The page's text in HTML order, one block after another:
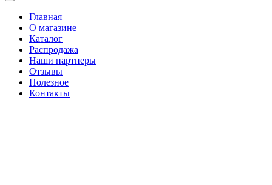
Главная
О магазине
Каталог
Распродажа
Наши партнеры
Отзывы
Полезное
Контакты